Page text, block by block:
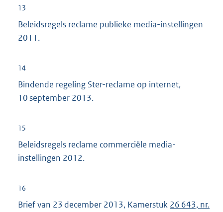
13
Beleidsregels reclame publieke media-instellingen
2011.
14
Bindende regeling Ster-reclame op internet,
10 september 2013.
15
Beleidsregels reclame commerciële media-
instellingen 2012.
16
Brief van 23 december 2013, Kamerstuk 26 643, nr.